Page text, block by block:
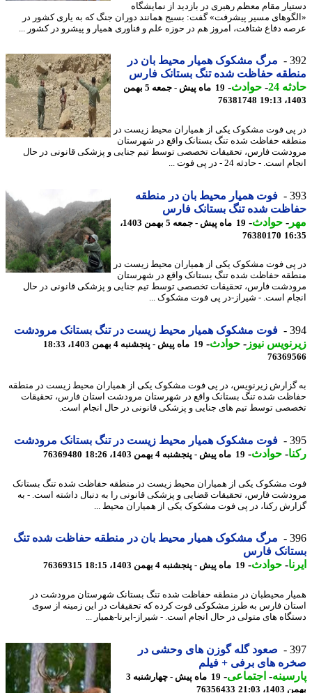
مقام معظم رهبری در بازدید از نمایشگاه
مسیر پیشرفت» گفت: بسیج همانند دوران جنگ که به یاری کشور در
دفاع شتافت، امروز هم در حوزه علم و فناوری همیار و پیشرو در کشور ...
مرگ مشکوک همیار محیط بان در
حفاظت شده تنگ بستانک فارس
24
-حوادث -
19 ماه پیش - جمعه 5 بهمن
76381748
فوت مشکوک یکی از همیاران محیط زیست در
حفاظت شده تنگ بستانک واقع در شهرستان
فارس، تحقیقات تخصصی توسط تیم جنایی و پزشکی قانونی در حال
است. - حادثه 24 - در پی فوت ...
فوت همیار محیط بان در منطقه
شده تنگ بستانک فارس
-حوادث -
19 ماه پیش - جمعه 5 بهمن 1403،
76380170
فوت مشکوک یکی از همیاران محیط زیست در
حفاظت شده تنگ بستانک واقع در شهرستان
فارس، تحقیقات تخصصی توسط تیم جنایی و پزشکی قانونی در حال
است. - شیراز-در پی فوت مشکوک ...
فوت مشکوک همیار محیط زیست در تنگ بستانک مرودشت
نیوز-حوادث -19 ماه پیش - پنجشنبه 4 بهمن 1403، 18:33
زیرنویس، در پی فوت مشکوک یکی از همیاران محیط زیست در منطقه
شده تنگ بستانک واقع در شهرستان مرودشت استان فارس، تحقیقات
توسط تیم های جنایی و پزشکی قانونی در حال انجام است.
فوت مشکوک همیار محیط زیست در تنگ بستانک مرودشت
-حوادث -19 ماه پیش - پنجشنبه 4 بهمن 1403، 18:26 76369480
مشکوک یکی از همیاران محیط زیست در منطقه حفاظت شده تنگ بستانک
فارس، تحقیقات قضایی و پزشکی قانونی را به دنبال داشته است. - به
رکنا، در پی فوت مشکوک یکی از همیاران محیط ...
مرگ مشکوک همیار محیط بان در منطقه حفاظت شده تنگ
فارس
-حوادث -19 ماه پیش - پنجشنبه 4 بهمن 1403، 18:15 76369315
محیطبان در منطقه حفاظت شده تنگ بستانک شهرستان مرودشت در
فارس به طرز مشکوکی فوت کرده که تحقیقات در این زمینه از سوی
های متولی در حال انجام است. - شیراز-ایرنا-همیار ...
صعود گله گوزن های وحشی در
های برفی + فیلم
-اجتماعی-
19 ماه پیش - چهارشنبه 3
21:03
76356433